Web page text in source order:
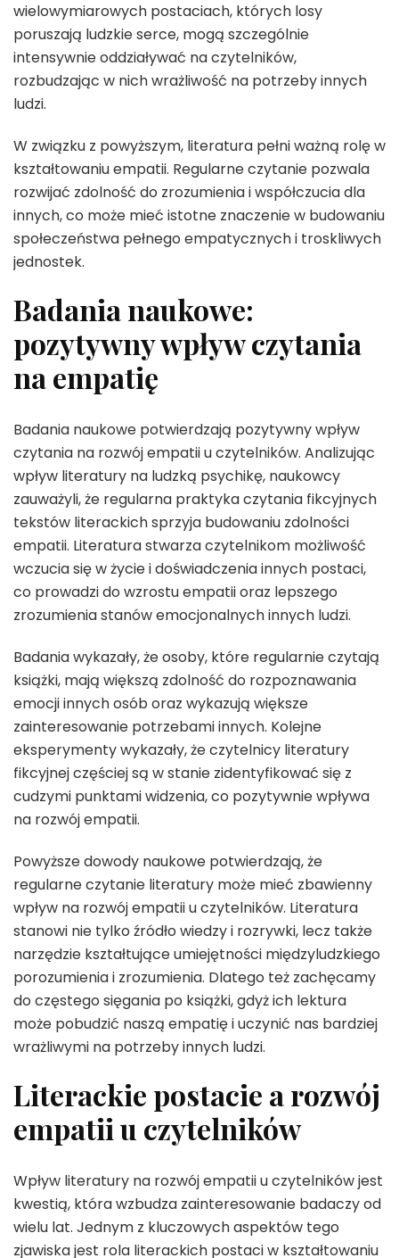
wielowymiarowych postaciach, których losy
poruszają ludzkie serce, mogą szczególnie
intensywnie oddziaływać na czytelników,
rozbudzając w nich wrażliwość na potrzeby innych
ludzi.
W związku z powyższym, literatura pełni ważną rolę w
kształtowaniu empatii. Regularne czytanie pozwala
rozwijać zdolność do zrozumienia i współczucia dla
innych, co może mieć istotne znaczenie w budowaniu
społeczeństwa pełnego empatycznych i troskliwych
jednostek.
Badania naukowe:
pozytywny wpływ czytania
na empatię
Badania naukowe potwierdzają pozytywny wpływ
czytania na rozwój empatii u czytelników. Analizując
wpływ literatury na ludzką psychikę, naukowcy
zauważyli, że regularna praktyka czytania fikcyjnych
tekstów literackich sprzyja budowaniu zdolności
empatii. Literatura stwarza czytelnikom możliwość
wczucia się w życie i doświadczenia innych postaci,
co prowadzi do wzrostu empatii oraz lepszego
zrozumienia stanów emocjonalnych innych ludzi.
Badania wykazały, że osoby, które regularnie czytają
książki, mają większą zdolność do rozpoznawania
emocji innych osób oraz wykazują większe
zainteresowanie potrzebami innych. Kolejne
eksperymenty wykazały, że czytelnicy literatury
fikcyjnej częściej są w stanie zidentyfikować się z
cudzymi punktami widzenia, co pozytywnie wpływa
na rozwój empatii.
Powyższe dowody naukowe potwierdzają, że
regularne czytanie literatury może mieć zbawienny
wpływ na rozwój empatii u czytelników. Literatura
stanowi nie tylko źródło wiedzy i rozrywki, lecz także
narzędzie kształtujące umiejętności międzyludzkiego
porozumienia i zrozumienia. Dlatego też zachęcamy
do częstego sięgania po książki, gdyż ich lektura
może pobudzić naszą empatię i uczynić nas bardziej
wrażliwymi na potrzeby innych ludzi.
Literackie postacie a rozwój
empatii u czytelników
Wpływ literatury na rozwój empatii u czytelników jest
kwestią, która wzbudza zainteresowanie badaczy od
wielu lat. Jednym z kluczowych aspektów tego
zjawiska jest rola literackich postaci w kształtowaniu